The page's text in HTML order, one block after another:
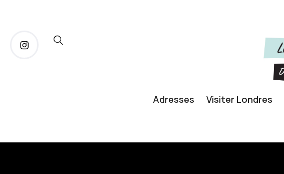
Adresses Visiter Londres